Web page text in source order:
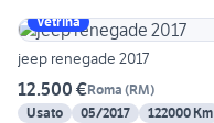
Vetrina
jeep renegade 2017
12.500 €Roma (RM)
Usato
05/2017 122000 Km